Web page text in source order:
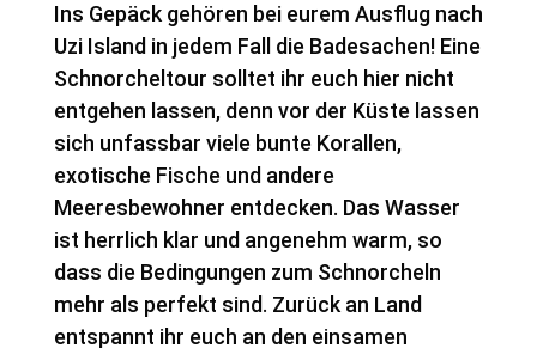
Ins Gepäck gehören bei eurem Ausflug nach
Uzi Island in jedem Fall die Badesachen! Eine
Schnorcheltour solltet ihr euch hier nicht
entgehen lassen, denn vor der Küste lassen
sich unfassbar viele bunte Korallen,
exotische Fische und andere
Meeresbewohner entdecken. Das Wasser
ist herrlich klar und angenehm warm, so
dass die Bedingungen zum Schnorcheln
mehr als perfekt sind. Zurück an Land
entspannt ihr euch an den einsamen